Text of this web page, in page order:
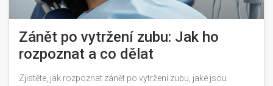
Zánět po vytržení zubu: Jak ho
rozpoznat a co dělat
Zjistěte, jak rozpoznat zánět po vytržení zubu, jaké jsou